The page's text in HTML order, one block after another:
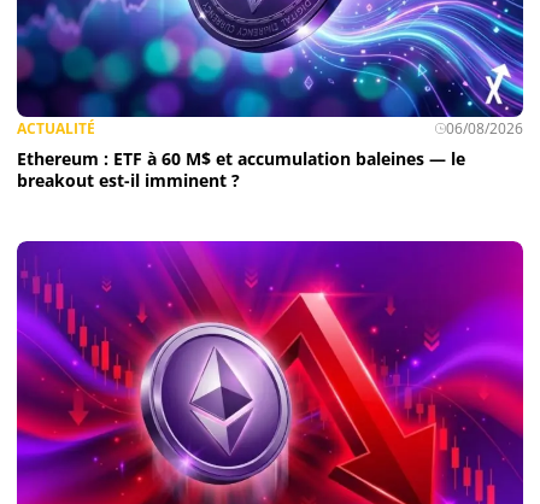
ACTUALITÉ 06/08/2026
Ethereum : ETF à 60 M$ et accumulation baleines — le
breakout est-il imminent ?